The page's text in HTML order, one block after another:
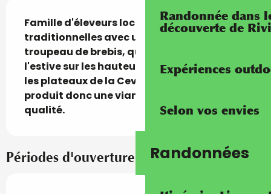
Randonnée dans
découverte de
Expériences
Selon vos envies
Randonnées
Description
Famille d'éleveurs locaux aux méthodes
traditionnelles avec un important
troupeau de brebis, qui transhument pour
l'estive sur les hauteurs du Mercantour et
les plateaux de la Ceva : la famille Cavallo
produit donc une viande de grande
qualité.
Périodes d'ouverture